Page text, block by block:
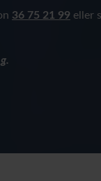
36 75 21 99 eller